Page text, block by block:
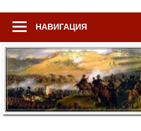
НАВИГАЦИЯ